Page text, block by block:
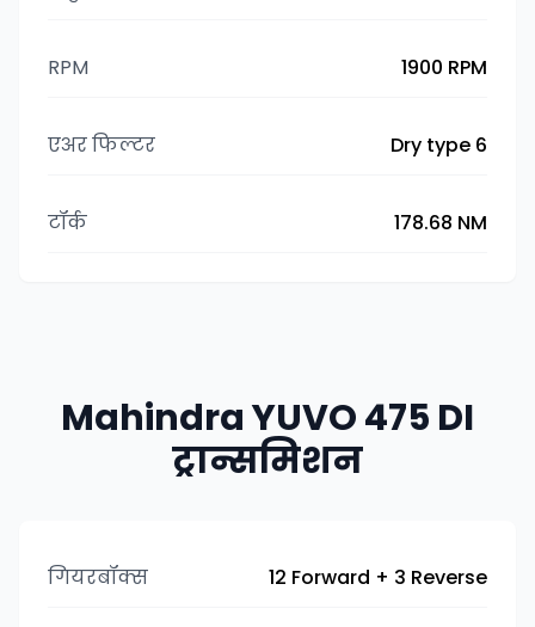
RPM 1900 RPM
एअर फिल्टर Dry type 6
टॉर्क 178.68 NM
Mahindra YUVO 475 DI
ट्रान्समिशन
गियरबॉक्स 12 Forward + 3 Reverse